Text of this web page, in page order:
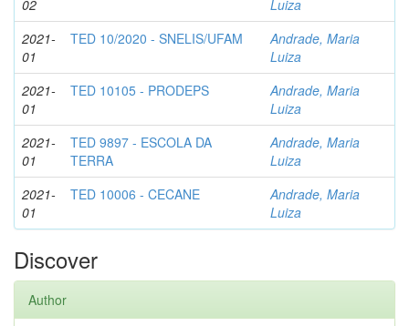
02
Luiza
2021-
01
TED 10/2020 - SNELIS/UFAM
Andrade, Maria
Luiza
2021-
01
TED 10105 - PRODEPS
Andrade, Maria
Luiza
2021-
01
TED 9897 - ESCOLA DA
TERRA
Andrade, Maria
Luiza
2021-
01
TED 10006 - CECANE
Andrade, Maria
Luiza
Discover
Author